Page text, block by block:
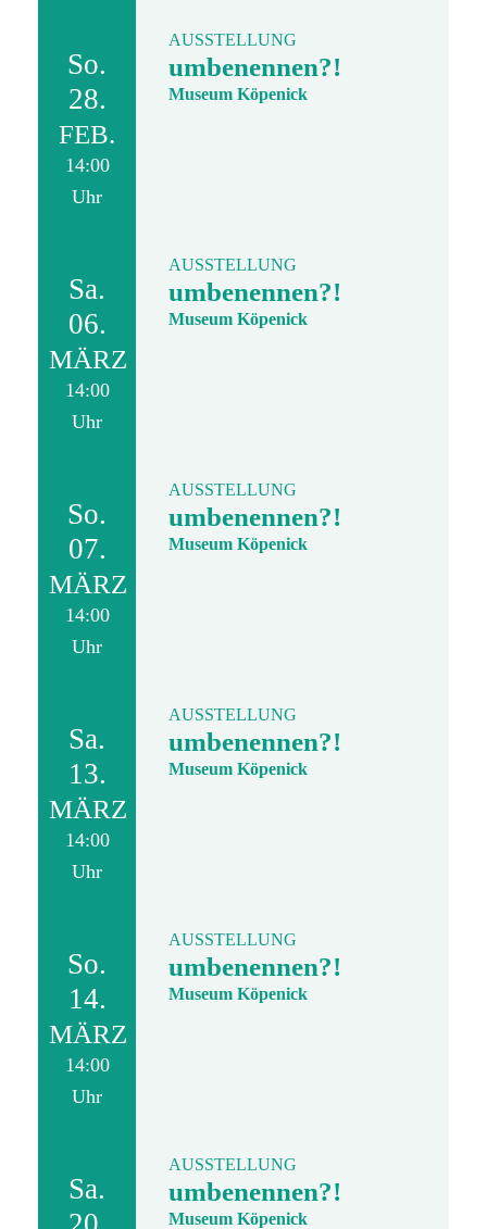
So.
28.
FEB.
14:00
Uhr
AUSSTELLUNG
umbenennen?!
Museum Köpenick
Sa.
06.
MÄRZ
14:00
Uhr
AUSSTELLUNG
umbenennen?!
Museum Köpenick
So.
07.
MÄRZ
14:00
Uhr
AUSSTELLUNG
umbenennen?!
Museum Köpenick
Sa.
13.
MÄRZ
14:00
Uhr
AUSSTELLUNG
umbenennen?!
Museum Köpenick
So.
14.
MÄRZ
14:00
Uhr
AUSSTELLUNG
umbenennen?!
Museum Köpenick
Sa.
AUSSTELLUNG
umbenennen?!
Museum Köpenick